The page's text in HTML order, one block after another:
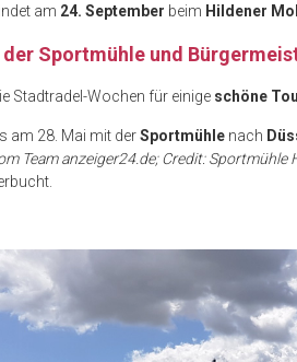
am 24. September beim Hildener
Sportmühle und
Stadtradel-Wochen für einige schöne
am 28. Mai mit derSportmühle nach
Team anzeiger24.de; Credit: Sportmühle